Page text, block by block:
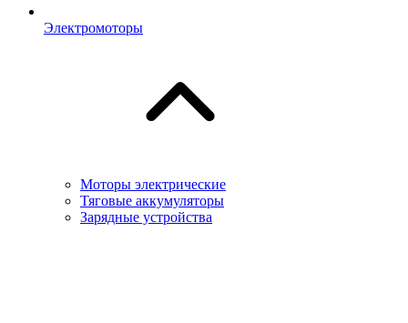
Электромоторы
Моторы электрические
Тяговые аккумуляторы
Зарядные устройства